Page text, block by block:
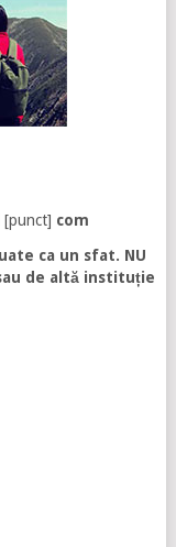
[punct] com
ca un sfat. NU
de altă instituție